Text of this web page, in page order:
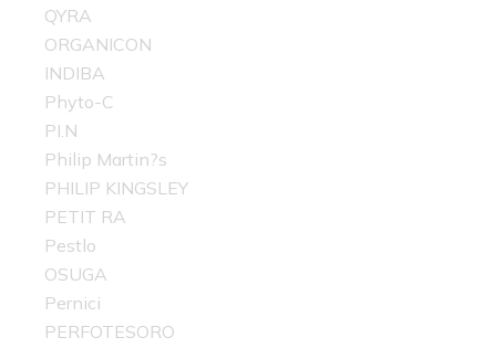
QYRA
ORGANICON
INDIBA
Phyto-C
PI.N
Philip Martin?s
PHILIP KINGSLEY
PETIT RA
Pestlo
OSUGA
Pernici
PERFOTESORO